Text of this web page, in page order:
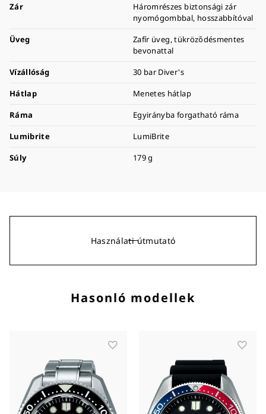
Zár
Háromrészes biztonsági zár
nyomógombbal, hosszabbítóval
Üveg
Zafír üveg, tükröződésmentes
bevonattal
Vízállóság
30 bar Diver's
Hátlap
Menetes hátlap
Ráma
Egyirányba forgatható ráma
Lumibrite
LumiBrite
Súly
179 g
Használati útmutató
Hasonló modellek